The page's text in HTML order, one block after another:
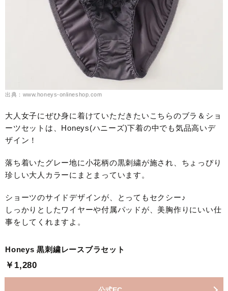
出典：www.honeys-onlineshop.com
大人女子にぜひ身に着けていただきたいこちらのブラ＆ショ
ーツセットは、Honeys(ハニーズ)下着の中でも気品高いデ
ザイン！
落ち着いたグレー地に小花柄の黒刺繍が施され、ちょっぴり
珍しい大人カラーにまとまっています。
ショーツのサイドデザインが、とってもセクシー♪
しっかりとしたワイヤーや付属パッドが、美胸作りにいい仕
事をしてくれますよ。
Honeys 黒刺繍レースブラセット
￥1,280